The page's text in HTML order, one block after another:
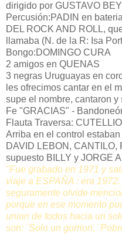
dirigido por GUSTAVO
Percusión:PADIN en
DEL ROCK AND ROLL,
llamaba (N. de la R: Isa
Bongo:DOMINGO CURA
2 amigos en QUENAS
3 negras Uruguayas en
les ofrecimos cantar en el
supe el nombre, cantaron
Fe "GRACIAS" -
Flauta Traversa: CUTELLIO
Arriba en el control
DAVID LEBON, CANTILO,
supuesto BILLY y JORGE
"Fue grabado en 1971 y
viaje a ESPAÑA : era
seguramente olvide
porque en ese momento
union de todos hacia un
son: ¨Solo un gorrion,